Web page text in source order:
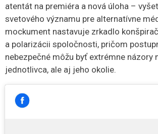
atentát na premiéra a nová úloha –
svetového významu pre alternatívne
mockument nastavuje zrkadlo
a polarizácii spoločnosti, pričom
nebezpečné môžu byť extrémne názory
jednotlivca, ale aj jeho okolie.